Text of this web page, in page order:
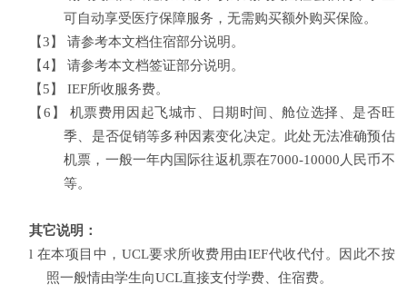
可自动享受医疗保障服务，无需购买额外购买保险。
【3】请参考本文档住宿部分说明。
【4】请参考本文档签证部分说明。
【5】IEF所收服务费。
【6】 机票费用因起飞城市、日期时间、舱位选择、是否旺
季、是否促销等多种因素变化决定。此处无法准确预估
机票，一般一年内国际往返机票在7000-10000人民币不
等。
其它说明：
l 在本项目中， UCL要求所收费用由IEF代收代付。因此不按
照一般情由学生向UCL直接支付学费、住宿费。